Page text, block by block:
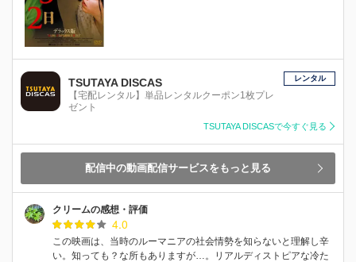
TSUTAYA DISCAS
【宅配レンタル】単品レンタルクーポン1枚プレ
ゼント
レンタル
TSUTAYA DISCASで今すぐ見る
配信中の動画配信サービスをもっと見る
クリームの感想・評価
4.0
この映画は、当時のルーマニアの社会情勢を知らないと理解し辛
い。知っても？な所もありますが…。リアルディストピアな冷た